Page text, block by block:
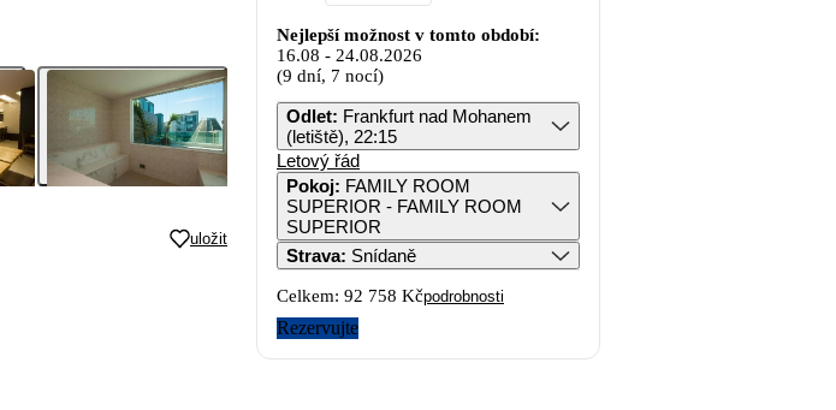
uložit
Nejlepší možnost v tomto období:
16.08 - 24.08.2026
(9 dní, 7 nocí)
Odlet: Frankfurt nad Mohanem
(letiště), 22:15
Letový řád
Pokoj: FAMILY ROOM
SUPERIOR - FAMILY ROOM
SUPERIOR
Strava: Snídaně
Celkem: 92 758 Kčpodrobnosti
Rezervujte